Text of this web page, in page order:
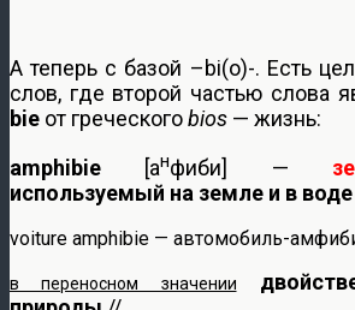
А теперь с базой –bi(o)-. Есть
слов, где второй частью слова
bie от греческогоbios — жизнь:
amphibie [анфиби] —
используемый на земле и в воде
voiture amphibie — автомобиль-
в переносном значении